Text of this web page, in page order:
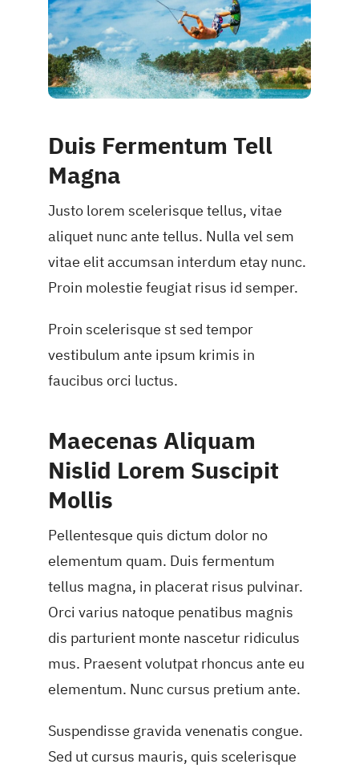
Duis Fermentum Tell
Magna
Justo lorem scelerisque tellus, vitae
aliquet nunc ante tellus. Nulla vel sem
vitae elit accumsan interdum etay nunc.
Proin molestie feugiat risus id semper.
Proin scelerisque st sed tempor
vestibulum ante ipsum krimis in
faucibus orci luctus.
Maecenas Aliquam
Nislid Lorem Suscipit
Mollis
Pellentesque quis dictum dolor no
elementum quam. Duis fermentum
tellus magna, in placerat risus pulvinar.
Orci varius natoque penatibus magnis
dis parturient monte nascetur ridiculus
mus. Praesent volutpat rhoncus ante eu
elementum. Nunc cursus pretium ante.
Suspendisse gravida venenatis congue.
Sed ut cursus mauris, quis scelerisque